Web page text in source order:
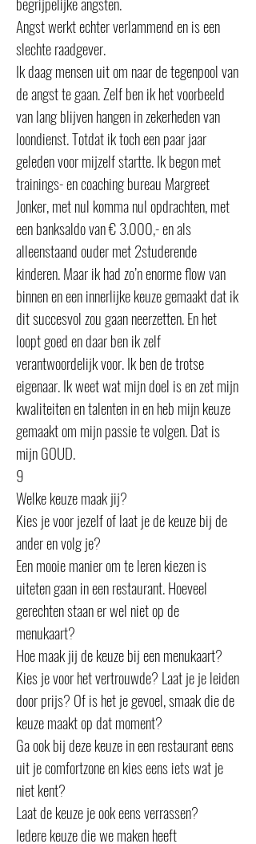
Angst werkt echter verlammend en is een
slechte raadgever.
Ik daag mensen uit om naar de tegenpool van
de angst te gaan. Zelf ben ik het voorbeeld
van lang blijven hangen in zekerheden van
loondienst. Totdat ik toch een paar jaar
geleden voor mijzelf startte. Ik begon met
trainings- en coaching bureau Margreet
Jonker, met nul komma nul opdrachten, met
een banksaldo van € 3.000,- en als
alleenstaand ouder met 2studerende
kinderen. Maar ik had zo’n enorme flow van
binnen en een innerlijke keuze gemaakt dat ik
dit succesvol zou gaan neerzetten. En het
loopt goed en daar ben ik zelf
verantwoordelijk voor. Ik ben de trotse
eigenaar. Ik weet wat mijn doel is en zet mijn
kwaliteiten en talenten in en heb mijn keuze
gemaakt om mijn passie te volgen. Dat is
mijn GOUD.
9
Welke keuze maak jij?
Kies je voor jezelf of laat je de keuze bij de
ander en volg je?
Een mooie manier om te leren kiezen is
uiteten gaan in een restaurant. Hoeveel
gerechten staan er wel niet op de
menukaart?
Hoe maak jij de keuze bij een menukaart?
Kies je voor het vertrouwde? Laat je je leiden
door prijs? Of is het je gevoel, smaak die de
keuze maakt op dat moment?
Ga ook bij deze keuze in een restaurant eens
uit je comfortzone en kies eens iets wat je
niet kent?
Laat de keuze je ook eens verrassen?
Iedere keuze die we maken heeft